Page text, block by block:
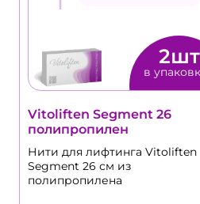
2шт
в
Vitoliften Segment 26
полипропилен
Нити для лифтинга Vitoliften
Segment 26 см из
полипропилена